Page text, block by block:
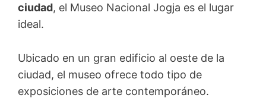
ciudad, el Museo Nacional Jogja es el lugar
ideal.
Ubicado en un gran edificio al oeste de la
ciudad, el museo ofrece todo tipo de
exposiciones de arte contemporáneo.